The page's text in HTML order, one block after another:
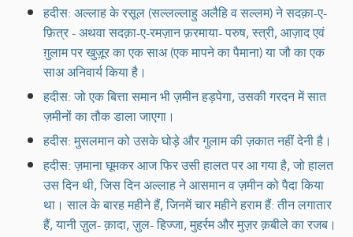
हदीस: अल्लाह के रसूल (सल्लल्लाहु अलैहि व सल्लम) ने सदक़ा-ए-
फ़ित्र - अथवा सदक़ा-ए-रमज़ान फ़रमाया- परुष, स्त्री, आज़ाद एवं
ग़ुलाम पर खुज़ूर का एक साअ (एक मापने का पैमाना) या जौ का एक
साअ अनिवार्य किया है।
हदीस: जो एक बित्ता समान भी ज़मीन हड़पेगा, उसकी गरदन में सात
ज़मीनों का तौक डाला जाएगा।
हदीस: मुसलमान को उसके घोड़े और गुलाम की ज़कात नहीं देनी है।
हदीस: ज़माना घूमकर आज फिर उसी हालत पर आ गया है, जो हालत
उस दिन थी, जिस दिन अल्लाह ने आसमान व ज़मीन को पैदा किया
था। साल के बारह महीने हैं, जिनमें चार महीने हराम हैं: तीन लगातार
हैं, यानी ज़ुल- क़ादा, ज़ुल- हिज्जा, मुहर्रम और मुज़र क़बीले का रजब।